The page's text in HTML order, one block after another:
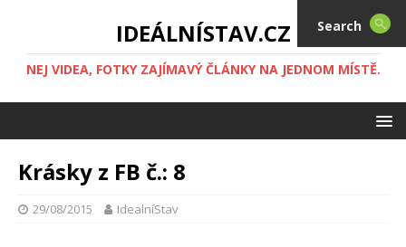
IDEÁLNÍSTAV.CZ
NEJ VIDEA, FOTKY ZAJÍMAVÝ ČLÁNKY NA JEDNOM MÍSTĚ.
Krásky z FB č.: 8
29/08/2015 IdealníStav
Search